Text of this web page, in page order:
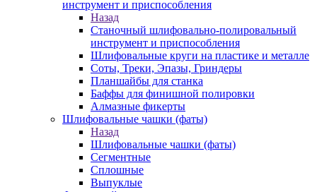
инструмент и приспособления
Назад
Станочный шлифовально-полировальный
инструмент и приспособления
Шлифовальные круги на пластике и металле
Соты, Треки, Эпазы, Гриндеры
Планшайбы для станка
Баффы для финишной полировки
Алмазные фикерты
Шлифовальные чашки (фаты)
Назад
Шлифовальные чашки (фаты)
Сегментные
Сплошные
Выпуклые